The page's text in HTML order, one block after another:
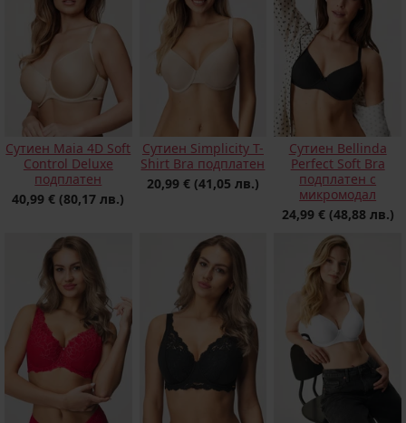
Сутиен Maia 4D Soft
Control Deluxe
подплатен
40,99 € (80,17 лв.)
Сутиен Simplicity T-
Shirt Bra подплатен
20,99 € (41,05 лв.)
Сутиен Bellinda
Perfect Soft Bra
подплатен с
микромодал
24,99 € (48,88 лв.)